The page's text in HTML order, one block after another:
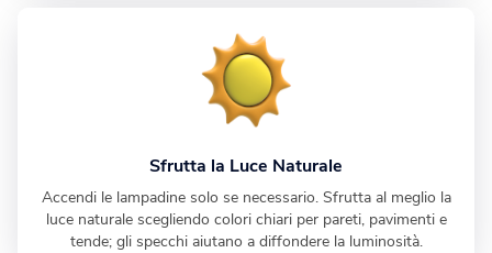
Sfrutta la Luce Naturale
Accendi le lampadine solo se necessario. Sfrutta al meglio la
luce naturale scegliendo colori chiari per pareti, pavimenti e
tende; gli specchi aiutano a diffondere la luminosità.